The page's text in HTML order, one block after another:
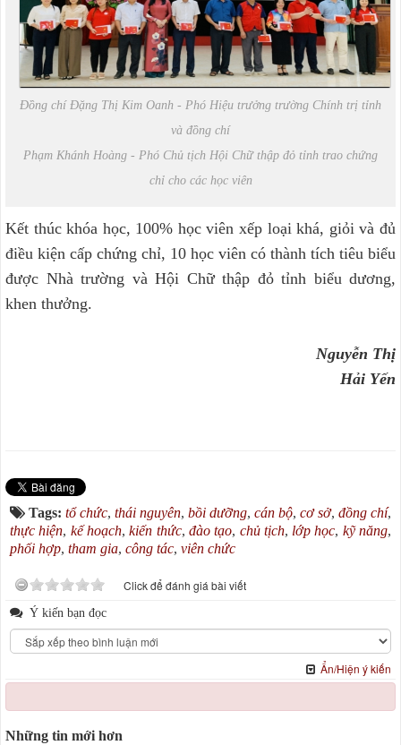
Đồng chí Đặng Thị Kim Oanh - Phó Hiệu trưởng trường Chính trị tỉnh
và đồng chí
Phạm Khánh Hoàng - Phó Chủ tịch Hội Chữ thập đỏ tỉnh trao chứng
chỉ cho các học viên
Kết thúc khóa học, 100% học viên xếp loại khá, giỏi và đủ
điều kiện cấp chứng chỉ, 10 học viên có thành tích tiêu biểu
được Nhà trường và Hội Chữ thập đỏ tỉnh biểu dương,
khen thưởng.
Nguyễn Thị
Hải Yến
Tags: tổ chức, thái nguyên, bồi dưỡng, cán bộ, cơ sở, đồng chí,
thực hiện, kế hoạch,kiến thức, đào tạo, chủ tịch, lớp học, kỹ năng,
phối hợp, tham gia, công tác, viên chức
Click để đánh giá bài viết
Ý kiến bạn đọc
Ẩn/Hiện ý kiến
Những tin mới hơn